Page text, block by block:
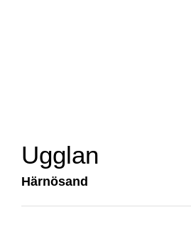
Ugglan
Härnösand